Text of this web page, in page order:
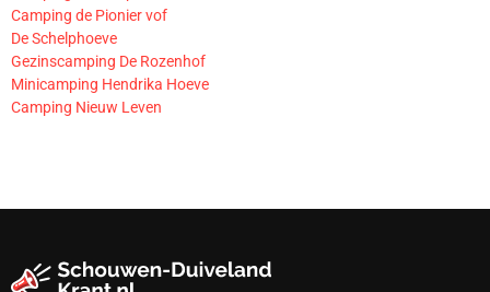
Camping de Pionier vof
De Schelphoeve
Gezinscamping De Rozenhof
Minicamping Hendrika Hoeve
​Camping Nieuw Leven